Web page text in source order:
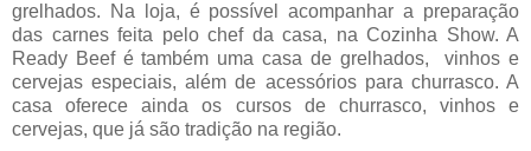
grelhados. Na loja, é possível acompanhar a preparação
das carnes feita pelo chef da casa, na Cozinha Show. A
Ready Beef é também uma casa de grelhados, vinhos e
cervejas especiais, além de acessórios para churrasco. A
casa oferece ainda os cursos de churrasco, vinhos e
cervejas, que já são tradição na região.